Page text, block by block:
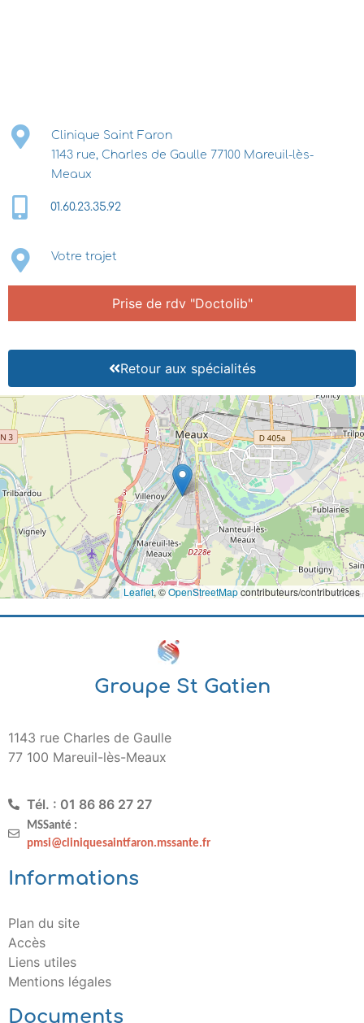
Clinique Saint Faron
1143 rue, Charles de Gaulle 77100 Mareuil-lès-
Meaux
01.60.23.35.92
Votre trajet
Prise de rdv "Doctolib"
Retour aux spécialités
Leaflet, ©OpenStreetMapcontributeurs/contributrices
Groupe St Gatien
1143 rue Charles de Gaulle
77 100 Mareuil-lès-Meaux
Tél. : 01 86 86 27 27
MSSanté :
pmsi@cliniquesaintfaron.mssante.fr
Informations
Plan du site
Accès
Liens utiles
Mentions légales
Documents